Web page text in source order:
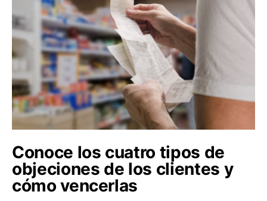
Conoce los cuatro tipos de
objeciones de los clientes y
cómo vencerlas